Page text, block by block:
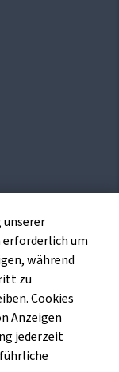
erforderlich um
während
zu
Cookies
Anzeigen
jederzeit